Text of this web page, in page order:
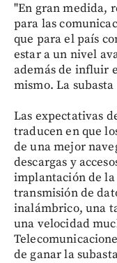
"En gran medida,
para las
que para el país
estar a un nivel
además de influir
mismo. La
Las expectativas
traducen en que
de una mejor
descargas y
implantación de
transmisión de
inalámbrico, una
una velocidad
de ganar la